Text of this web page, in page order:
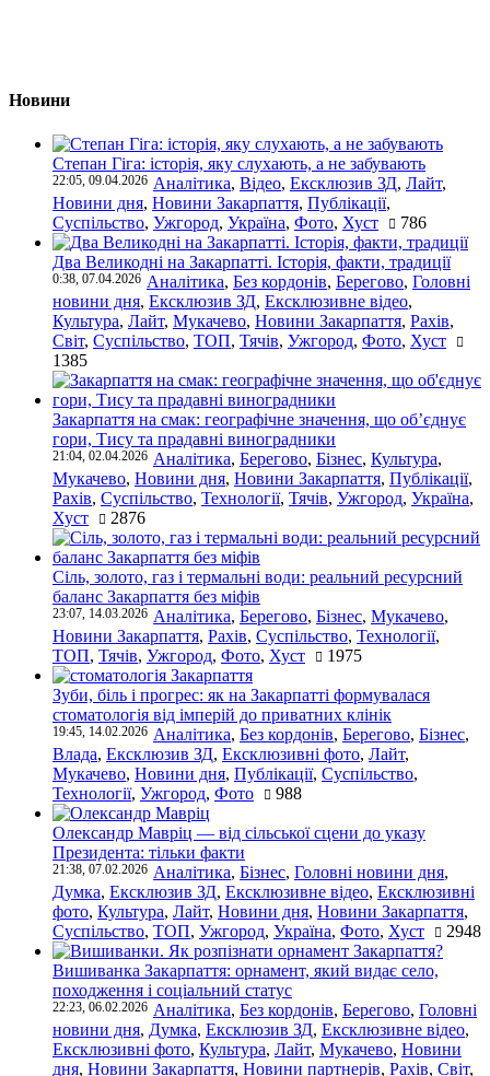
Новини
Степан Гіга: історія, яку слухають, а не забувають
22:05, 09.04.2026 Аналітика, Відео, Ексклюзив ЗД, Лайт,
Новини дня, Новини Закарпаття, Публікації,
Суспільство, Ужгород, Україна, Фото, Хуст 786
Два Великодні на Закарпатті. Історія, факти, традиції
0:38, 07.04.2026 Аналітика, Без кордонів, Берегово, Головні
новини дня, Ексклюзив ЗД, Ексклюзивне відео,
Культура, Лайт, Мукачево, Новини Закарпаття, Рахів,
Світ, Суспільство, ТОП, Тячів, Ужгород, Фото, Хуст
1385
Закарпаття на смак: географічне значення, що об’єднує
гори, Тису та прадавні виноградники
21:04, 02.04.2026 Аналітика, Берегово, Бізнес, Культура,
Мукачево, Новини дня, Новини Закарпаття, Публікації,
Рахів, Суспільство, Технології, Тячів, Ужгород, Україна,
Хуст
2876
Сіль, золото, газ і термальні води: реальний ресурсний
баланс Закарпаття без міфів
23:07, 14.03.2026 Аналітика, Берегово, Бізнес, Мукачево,
Новини Закарпаття, Рахів, Суспільство, Технології,
ТОП, Тячів, Ужгород, Фото, Хуст 1975
Зуби, біль і прогрес: як на Закарпатті формувалася
стоматологія від імперій до приватних клінік
19:45, 14.02.2026 Аналітика, Без кордонів, Берегово, Бізнес,
Влада, Ексклюзив ЗД, Ексклюзивні фото, Лайт,
Мукачево, Новини дня, Публікації, Суспільство,
Технології, Ужгород, Фото 988
Олександр Мавріц — від сільської сцени до указу
Президента: тільки факти
21:38, 07.02.2026 Аналітика, Бізнес, Головні новини дня,
Думка, Ексклюзив ЗД, Ексклюзивне відео, Ексклюзивні
фото, Культура, Лайт, Новини дня, Новини Закарпаття,
Суспільство, ТОП, Ужгород, Україна, Фото, Хуст 2948
Вишиванка Закарпаття: орнамент, який видає село,
походження і соціальний статус
22:23, 06.02.2026 Аналітика, Без кордонів, Берегово, Головні
новини дня, Думка, Ексклюзив ЗД, Ексклюзивне відео,
Ексклюзивні фото, Культура, Лайт, Мукачево, Новини
дня, Новини Закарпаття, Новини партнерів, Рахів, Світ,